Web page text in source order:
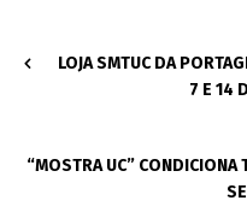
LOJA SMTUC DA
7 E 14
“MOSTRA UC” CONDICIONA